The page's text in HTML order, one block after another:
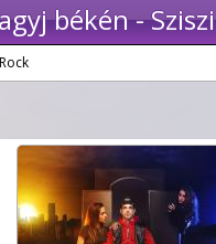
békén - Sziszi